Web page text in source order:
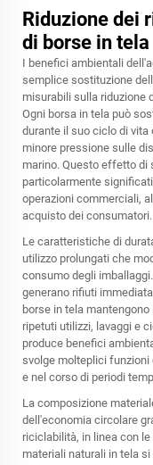
Riduzione dei
di borse in tela
I benefici ambientali
semplice sostituzione
misurabili sulla riduzione
Ogni borsa in tela può
durante il suo ciclo di vita
minore pressione sulle
marino. Questo effetto di
particolarmente
operazioni commerciali,
acquisto dei consumatori.
Le caratteristiche di
utilizzo prolungati che
consumo degli
generano rifiuti
borse in tela
ripetuti utilizzi, lavaggi e
produce benefici
svolge molteplici
e nel corso di periodi
La composizione
dell'economia circolare
riciclabilità, in linea con
materiali naturali in tela